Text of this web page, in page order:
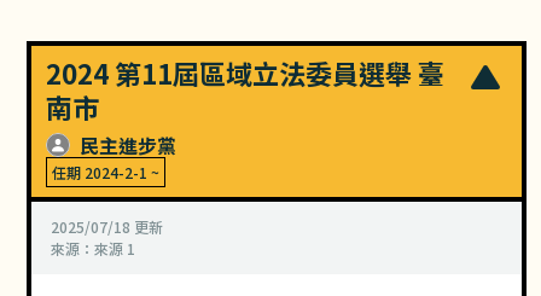
2024 第11屆區域立法委員選舉 臺
南市
民主進步黨
任期 2024-2-1 ~
2025/07/18 更新
來源： 來源 1